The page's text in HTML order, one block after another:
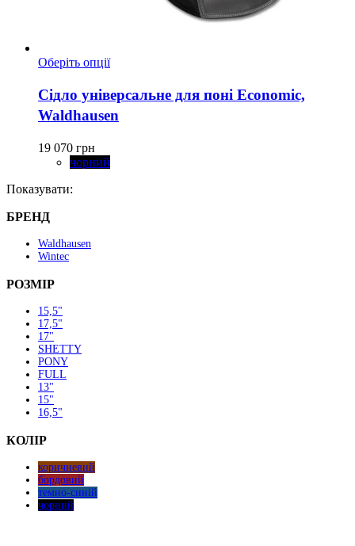
Оберіть опціїЦей
має
кілька
варіантів.
Сідло універсальне для поні Economic,
Waldhausen
19 070 грн
чорний
Показувати:
БРЕНД
Waldhausen
Wintec
РОЗМІР
15,5"
17,5"
17"
SHETTY
PONY
FULL
13"
15"
16,5"
КОЛІР
коричневий
бордовий
темно-синій
чорний